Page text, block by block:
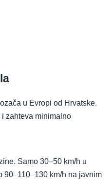
u Evropi od Hrvatske.
zahteva minimalno
Samo 30–50 km/h u
90–110–130 km/h na javnim